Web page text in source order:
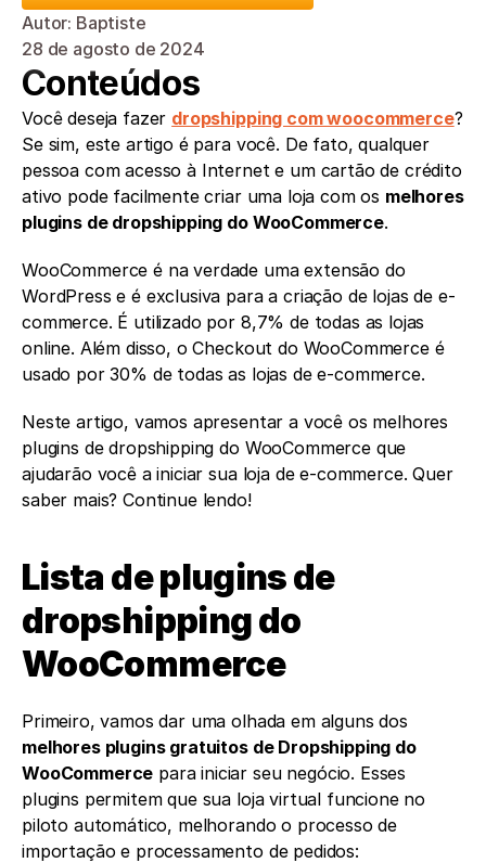
Autor: Baptiste
28 de agosto de 2024
Conteúdos
Você deseja fazer dropshipping com woocommerce?
Se sim, este artigo é para você. De fato, qualquer
pessoa com acesso à Internet e um cartão de crédito
ativo pode facilmente criar uma loja com os melhores
plugins de dropshipping do WooCommerce.
WooCommerce é na verdade uma extensão do
WordPress e é exclusiva para a criação de lojas de e-
commerce. É utilizado por 8,7% de todas as lojas
online. Além disso, o Checkout do WooCommerce é
usado por 30% de todas as lojas de e-commerce.
Neste artigo, vamos apresentar a você os melhores
plugins de dropshipping do WooCommerce que
ajudarão você a iniciar sua loja de e-commerce. Quer
saber mais? Continue lendo!
Lista de plugins de
dropshipping do
WooCommerce
melhores plugins gratuitos de Dropshipping do
WooCommerce para iniciar seu negócio. Esses
plugins permitem que sua loja virtual funcione no
piloto automático, melhorando o processo de
importação e processamento de pedidos: